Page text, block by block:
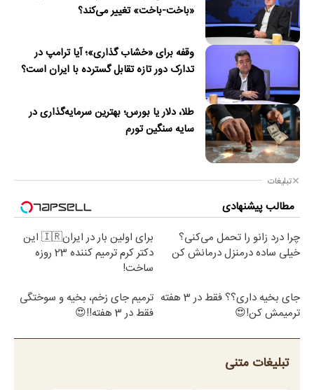
«باخت-باخت» تغییر می‌کند؟
وقفه برای «خشاب گذاری»؛ آیا ترامپ در
تدارک دور تازه تقابل گسترده با ایران است؟
طلا، دلار یا بورس؛ بهترین سرمایه‌گذاری در
سایه سنگین تورم
تبلیغات
مطالب پیشنهادی
چرا درد زانو را تحمل می‌کنی؟
خیلی ساده درمنزل درمانش کن
برای اولین بار در ایران🇮🇷 این
دکتر کرم ترمیم کننده 23 روزه
ساخت!
جای بخیه داری؟؟ فقط در 3 هفته
ترمیمش کن!😍
ترمیم جای زخم، بخیه و سوختگی
فقط در 3 هفته!!😍
تبلیغات متنی